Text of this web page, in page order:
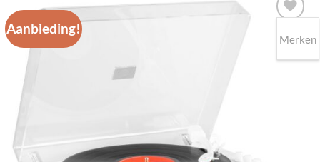
Aanbieding!
Toevoegen
Merken